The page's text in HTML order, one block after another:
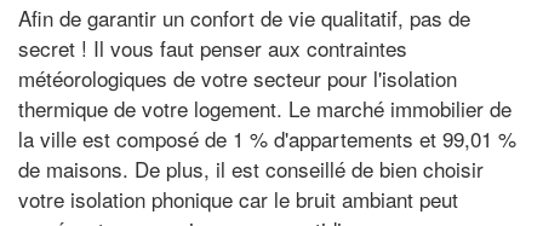
Afin de garantir un confort de vie qualitatif, pas de
secret ! Il vous faut penser aux contraintes
météorologiques de votre secteur pour l'isolation
thermique de votre logement. Le marché immobilier de
la ville est composé de 1 % d'appartements et 99,01 %
de maisons. De plus, il est conseillé de bien choisir
votre isolation phonique car le bruit ambiant peut